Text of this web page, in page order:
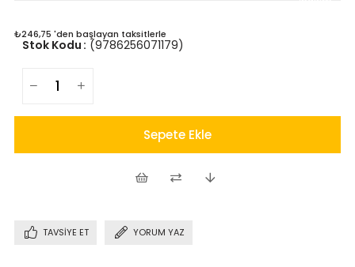
₺246,75 'den başlayan taksitlerle
(9786256071179)
Stok Kodu
TAVSIYE ET YORUM YAZ